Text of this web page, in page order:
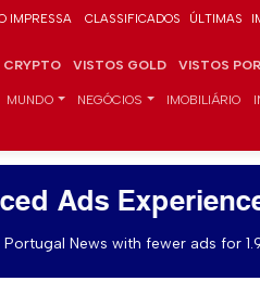
IMPRESSA CLASSIFICADOS ÚLTIMAS
CRYPTO VISTOS GOLD VISTOS
MUNDO NEGÓCIOS IMOBILIÁRIO
Ads
Portugal News with fewer ads for